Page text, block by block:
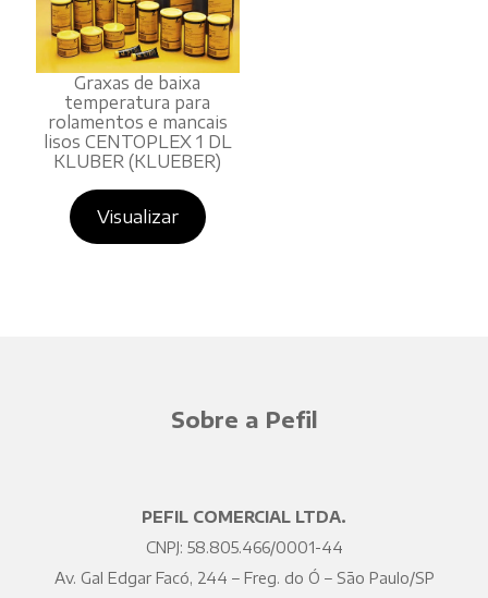
Graxas de baixa
temperatura para
rolamentos e mancais
lisos CENTOPLEX 1 DL
KLUBER (KLUEBER)
Visualizar
Sobre a Pefil
PEFIL COMERCIAL LTDA.
CNPJ: 58.805.466/0001-44
Av. Gal Edgar Facó, 244 – Freg. do Ó – São Paulo/SP